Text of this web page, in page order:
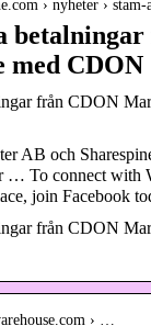
› nyheter ›
med
från CDON
AB och
… To connect with
join Facebook
från CDON
› …